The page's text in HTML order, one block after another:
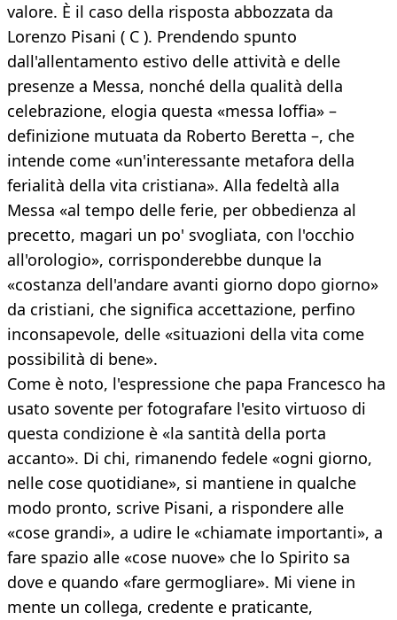
valore. È il caso della risposta abbozzata da
Lorenzo Pisani ( C ). Prendendo spunto
dall'allentamento estivo delle attività e delle
presenze a Messa, nonché della qualità della
celebrazione, elogia questa «messa loffia» –
definizione mutuata da Roberto Beretta –, che
intende come «un'interessante metafora della
ferialità della vita cristiana». Alla fedeltà alla
Messa «al tempo delle ferie, per obbedienza al
precetto, magari un po' svogliata, con l'occhio
all'orologio», corrisponderebbe dunque la
«costanza dell'andare avanti giorno dopo giorno»
da cristiani, che significa accettazione, perfino
inconsapevole, delle «situazioni della vita come
possibilità di bene».
Come è noto, l'espressione che papa Francesco ha
usato sovente per fotografare l'esito virtuoso di
questa condizione è «la santità della porta
accanto». Di chi, rimanendo fedele «ogni giorno,
nelle cose quotidiane», si mantiene in qualche
modo pronto, scrive Pisani, a rispondere alle
«cose grandi», a udire le «chiamate importanti», a
fare spazio alle «cose nuove» che lo Spirito sa
dove e quando «fare germogliare». Mi viene in
mente un collega, credente e praticante,